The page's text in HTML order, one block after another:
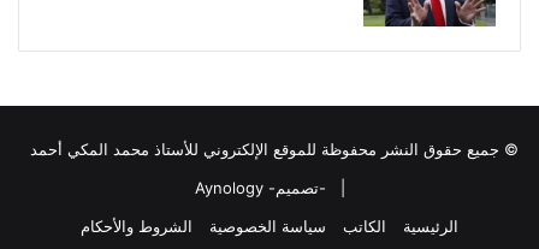
© جميع حقوق النشر محفوظة للموقع الإلكتروني للأستاذ محمد المكي أحمد
-تصميم- Aynology
الرئيسية
الكاتب سياسة الخصوصية الشروط والأحكام